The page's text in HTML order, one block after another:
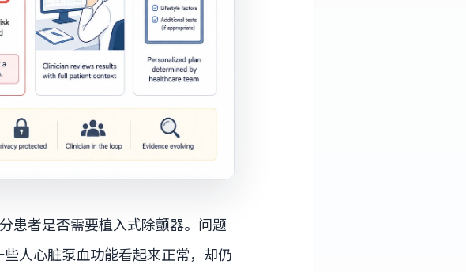
患者是否需要植入式除颤器。问题
人心脏泵血功能看起来正常，却仍